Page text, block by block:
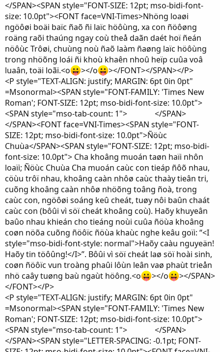
</SPAN><SPAN style="FONT-SIZE: 12pt; mso-bidi-font-
size: 10.0pt"><FONT face=VNI-Times>Nhöng loaøi
ngöôøi boäi baïc ñaõ ñi laïc höôùng, xa con ñöôøng
roäng raõi thaúng ngay coù theå daãn daét hoï ñeán
nöôùc Trôøi, chuùng noù ñaõ laàm ñaøng laïc höôùng
trong nhöõng loái ñi khoù khaên nhoû heïp cuûa voâ
luaân, toäi loãi.<o
></o
></FONT></SPAN></P>
<P style="TEXT-ALIGN: justify; MARGIN: 6pt 0in 0pt"
=Msonormal><SPAN style="FONT-FAMILY: 'Times New
Roman'; FONT-SIZE: 12pt; mso-bidi-font-size: 10.0pt">
<SPAN style="mso-tab-count: 1"> </SPAN>
</SPAN><FONT face=VNI-Times><SPAN style="FONT-
SIZE: 12pt; mso-bidi-font-size: 10.0pt">Ñöùc
Chuùa</SPAN><SPAN style="FONT-SIZE: 12pt; mso-bidi-
font-size: 10.0pt"> Cha khoâng muoán taøn haïi nhôn
loaïi; Ñöùc Chuùa Cha muoán caùc con tieáp ñôõ nhau,
cöùu trôï nhau, khoâng caàn nhôø caùc thaày tieân tri,
cuõng khoâng caàn nhôø nhöõng toâng ñoà, trong
caùc con, ngöôøi soáng keû cheát, tuøy nôi baûn chaát
caùc con (bôûi vì söï cheát khoâng coù). Haõy khuyeân
baûo nhau khieán cho tieáng noùi cuûa ñöùa khoâng
coøn nöõa cuõng ñöôïc ñöùa khaùc nghe keâu goïi: “<I
style="mso-bidi-font-style: normal">Haõy caàu nguyeän!
Haõy tin töôûng!</I>”. Bôûi vì söï cheát laø söï hoài sinh,
coøn ñöôïc vun troàng phaûi lôùn leân vaø phaùt trieån
nhö caây tuøng baù ngaùt höông.<o
></o
></SPAN>
</FONT></P>
<P style="TEXT-ALIGN: justify; MARGIN: 6pt 0in 0pt"
=Msonormal><SPAN style="FONT-FAMILY: 'Times New
Roman'; FONT-SIZE: 12pt; mso-bidi-font-size: 10.0pt">
<SPAN style="mso-tab-count: 1"> </SPAN>
</SPAN><SPAN style="LETTER-SPACING: -0.1pt; FONT-